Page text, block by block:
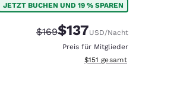
JETZT BUCHEN UND 19 % SPAREN
Durchgestrichener Preis:
$169Vergünstigter Preis:
$137USD/Nacht
Preis für Mitglieder
Geschätzte Gesamtdetails
$151 gesamt